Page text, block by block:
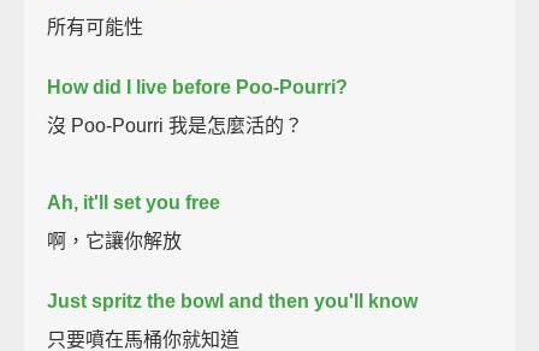
所有可能性
How did I live before Poo-Pourri?
沒 Poo-Pourri 我是怎麼活的？
Ah, it'll set you free
啊，它讓你解放
Just spritz the bowl and then you'll know
只要噴在馬桶你就知道